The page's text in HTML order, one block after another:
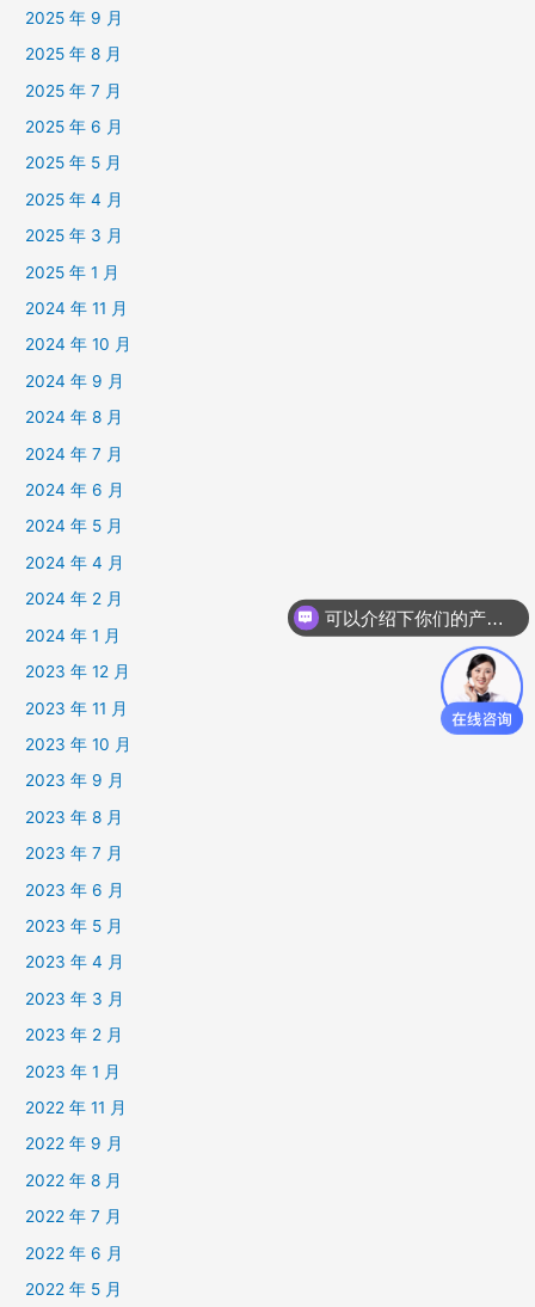
2025 年 9 月
2025 年 8 月
2025 年 7 月
2025 年 6 月
2025 年 5 月
2025 年 4 月
2025 年 3 月
2025 年 1 月
2024 年 11 月
2024 年 10 月
2024 年 9 月
2024 年 8 月
2024 年 7 月
2024 年 6 月
2024 年 5 月
2024 年 4 月
2024 年 2 月
2024 年 1 月
2023 年 12 月
2023 年 11 月
2023 年 10 月
2023 年 9 月
2023 年 8 月
2023 年 7 月
2023 年 6 月
2023 年 5 月
2023 年 4 月
2023 年 3 月
2023 年 2 月
2023 年 1 月
2022 年 11 月
2022 年 9 月
2022 年 8 月
2022 年 7 月
2022 年 6 月
2022 年 5 月
可以介绍下你们的产品么